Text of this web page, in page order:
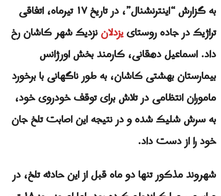
به گزارش “اینترنشنال”، در تاریخ ۱۷ تیرماه، اتفاقی
تراژیک در جاده روستاییزدلاننزدیک شهر کاشان رخ
داد. اسماعیل دهقانی، کارمند بخش اورژانس
بیمارستان بهشتى کاشان، به طور ناگهانی با برخورد
ماموران انتظامی در تلاش برای توقف خودروی خود،
به سرش شلیک شده و در نتیجه این اصابت تلخ جان
خود را از دست داد.
شهروند مذکور تنها دو ماه قبل از این حادثه تلخ، در